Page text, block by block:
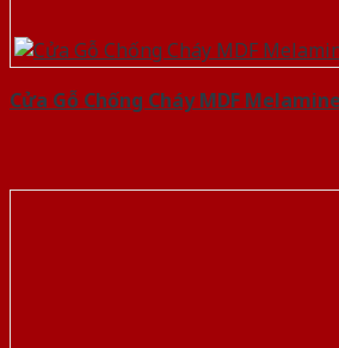
Cửa Gỗ Chống Cháy MDF